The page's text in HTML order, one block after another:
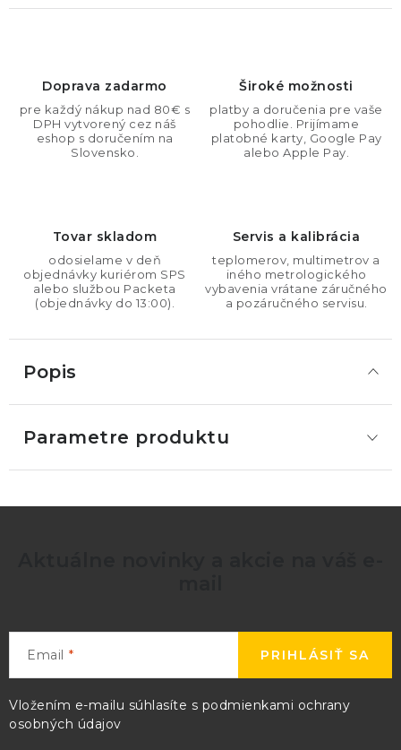
Doprava zadarmo
pre každý nákup nad 80€ s
DPH vytvorený cez náš
eshop s doručením na
Slovensko.
Široké možnosti
platby a doručenia pre vaše
pohodlie. Prijímame
platobné karty, Google Pay
alebo Apple Pay.
Tovar skladom
odosielame v deň
objednávky kuriérom SPS
alebo službou Packeta
(objednávky do 13:00).
Servis a kalibrácia
teplomerov, multimetrov a
iného metrologického
vybavenia vrátane záručného
a pozáručného servisu.
Popis
Parametre produktu
Email
Vložením e-mailu súhlasíte s podmienkami ochrany
osobných údajov
PRIHLÁSIŤ SA